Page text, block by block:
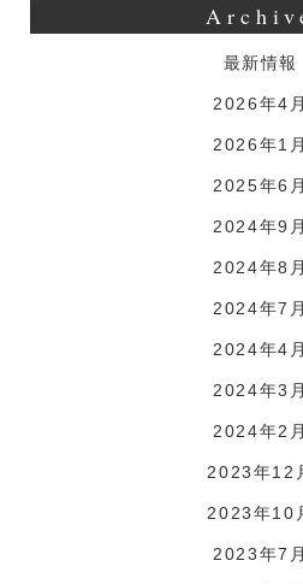
最新情報
2026年4月
2026年1月
2025年6月
2024年9月
2024年8月
2024年7月
2024年4月
2024年3月
2024年2月
2023年12
2023年10
2023年7月